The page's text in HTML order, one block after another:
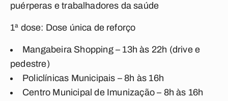
puérperas e trabalhadores da saúde
1ª dose: Dose única de reforço
Mangabeira Shopping – 13h às 22h (drive e
pedestre)
Policlínicas Municipais – 8h às 16h
Centro Municipal de Imunização – 8h às 16h